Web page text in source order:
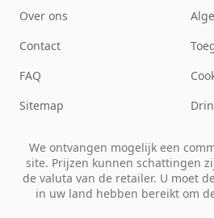
Over ons
Contact
FAQ
Sitemap
We ontvangen mogelijk een
site. Prijzen kunnen schattingen
de valuta van de retailer. U moet
in uw land hebben bereikt om